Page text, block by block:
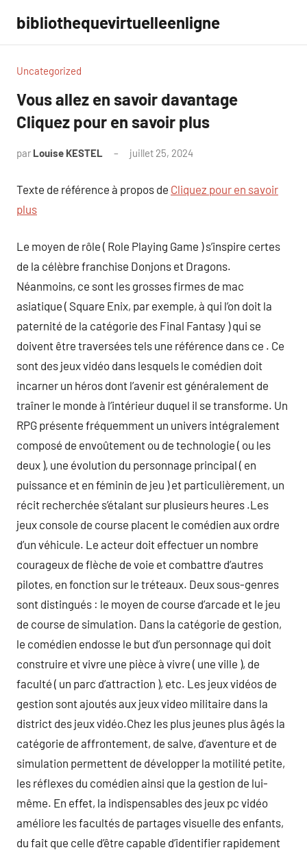
contenu
bibliothequevirtuelleenligne
Uncategorized
Vous allez en savoir davantage
Cliquez pour en savoir plus
par Louise KESTEL juillet 25, 2024
Texte de référence à propos de Cliquez pour en savoir
plus
Le moyen de rôle ( Role Playing Game ) s’inspire certes
de la célèbre franchise Donjons et Dragons.
Néanmoins, ce sont les grosses firmes de mac
asiatique ( Square Enix, par exemple, à qui l’on doit la
paternité de la catégorie des Final Fantasy ) qui se
doivent être traversées tels une référence dans ce . Ce
sont des jeux vidéo dans lesquels le comédien doit
incarner un héros dont l’avenir est généralement de
traîner le monde à l’intérieur duquel il se transforme. Un
RPG présente fréquemment un univers intégralement
composé de envoûtement ou de technologie ( ou les
deux ), une évolution du personnage principal ( en
puissance et en féminin de jeu ) et particulièrement, un
récit recherchée s’étalant sur plusieurs heures .Les
jeux console de course placent le comédien aux ordre
d’un véhicule. Le acteur doit effectuer un nombre
courageux de flèche de voie et combattre d’autres
pilotes, en fonction sur le tréteaux. Deux sous-genres
sont distingués : le moyen de course d’arcade et le jeu
de course de simulation. Dans la catégorie de gestion,
le comédien endosse le but d’un personnage qui doit
construire et vivre une pièce à vivre ( une ville ), de
faculté ( un parc d’attraction ), etc. Les jeux vidéos de
gestion sont ajoutés aux jeux video militaire dans la
district des jeux vidéo.Chez les plus jeunes plus âgés la
catégorie de affrontement, de salve, d’aventure et de
simulation permettent de développer la motilité petite,
les réflexes du comédien ainsi que la gestion de lui-
même. En effet, la indispensables des jeux pc vidéo
améliore les facultés de partages visuelle des enfants,
du fait que celle d’être capable d’identifier rapidement